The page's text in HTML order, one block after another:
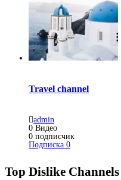
Travel channel
admin
0 Видео
0 подписчик
Подписка 0
Top Dislike Channels